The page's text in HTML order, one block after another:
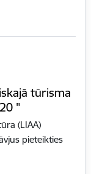
tūrisma
"
(LIAA)
pieteikties